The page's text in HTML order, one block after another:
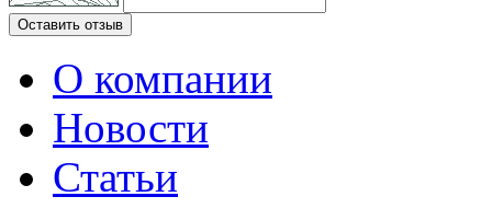
Оставить отзыв
О компании
Новости
Статьи